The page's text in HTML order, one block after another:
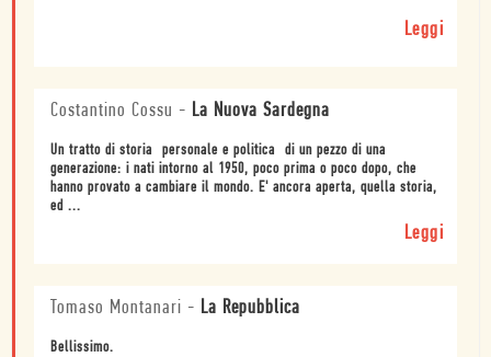
Leggi
Costantino Cossu - La Nuova Sardegna
Un tratto di storia  personale e politica  di un pezzo di una
generazione: i nati intorno al 1950, poco prima o poco dopo, che
hanno provato a cambiare il mondo. E' ancora aperta, quella storia,
ed ...
Leggi
Tomaso Montanari - La Repubblica
Bellissimo.